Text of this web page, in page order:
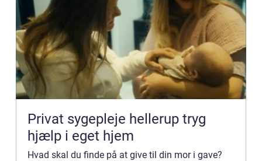
Privat sygepleje hellerup tryg
hjælp i eget hjem
Hvad skal du finde på at give til din mor i gave?